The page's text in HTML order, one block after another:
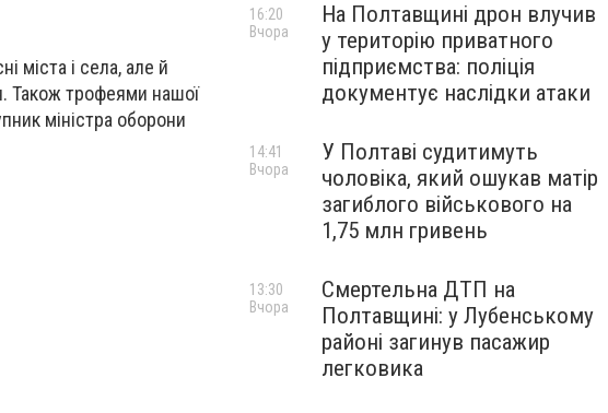
міста і села, але й
Також трофеями нашої
міністра оборони
На Полтавщині дрон влучив
у територію приватного
підприємства: поліція
документує наслідки атаки
16:20
Вчора
У Полтаві судитимуть
чоловіка, який ошукав матір
загиблого військового на
1,75 млн гривень
14:41
Вчора
Смертельна ДТП на
Полтавщині: у Лубенському
районі загинув пасажир
легковика
13:30
Вчора